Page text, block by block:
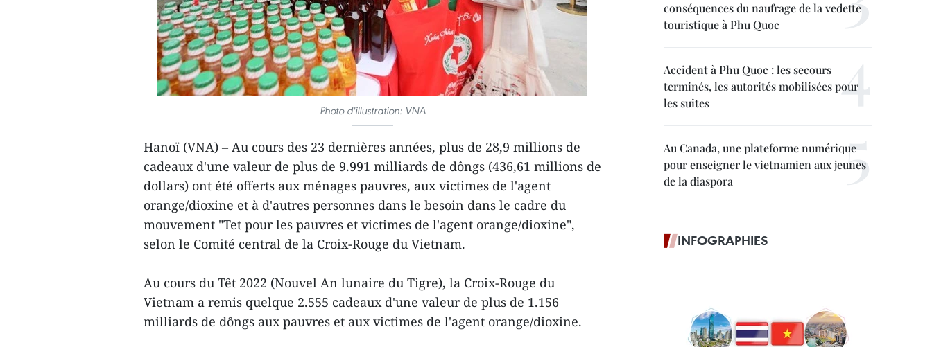
Photo d'illustration: VNA
Hanoï (VNA) – Au cours des 23 dernières années, plus de 28,9 millions de
cadeaux d'une valeur de plus de 9.991 milliards de dôngs (436,61 millions de
dollars) ont été offerts aux ménages pauvres, aux victimes de l'agent
orange/dioxine et à d'autres personnes dans le besoin dans le cadre du
mouvement "Tet pour les pauvres et victimes de l'agent orange/dioxine",
selon le Comité central de la Croix-Rouge du Vietnam.
Au cours du Têt 2022 (Nouvel An lunaire du Tigre), la Croix-Rouge du
Vietnam a remis quelque 2.555 cadeaux d'une valeur de plus de 1.156
milliards de dôngs aux pauvres et aux victimes de l'agent orange/dioxine.
conséquences du naufrage de la vedette
touristique à Phu Quoc
Accident à Phu Quoc : les secours
terminés, les autorités mobilisées pour
les suites
Au Canada, une plateforme numérique
pour enseigner le vietnamien aux jeunes
de la diaspora
INFOGRAPHIES